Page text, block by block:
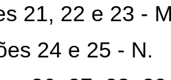
22 e 23 -
24 e 25 - N.